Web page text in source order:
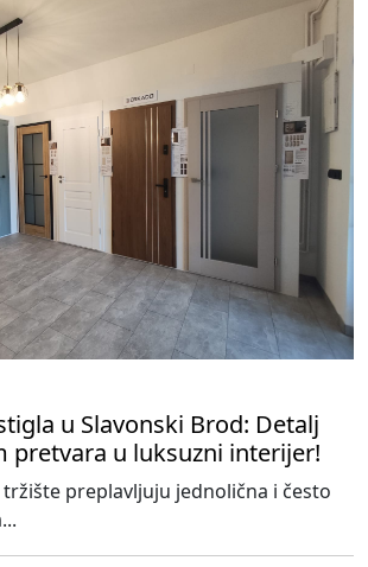
u Slavonski Brod: Detalj
pretvara u luksuzni interijer!
preplavljuju jednolična i često